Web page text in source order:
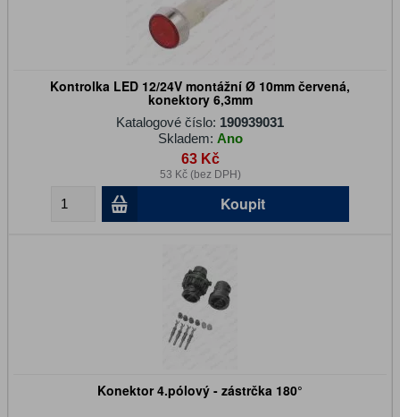
Kontrolka LED 12/24V montážní Ø 10mm červená,
konektory 6,3mm
Katalogové číslo: 190939031
Skladem: Ano
63 Kč
53 Kč (bez DPH)
Koupit
Konektor 4.pólový - zástrčka 180°